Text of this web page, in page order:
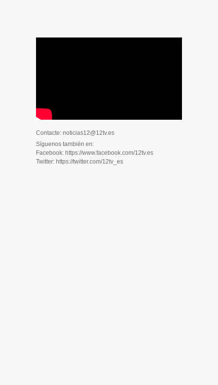
Contacte: noticias12@12tv.es
Síguenos también en:
Facebook: https://www.facebook.com/12tv.es
Twitter: https://twitter.com/12tv_es